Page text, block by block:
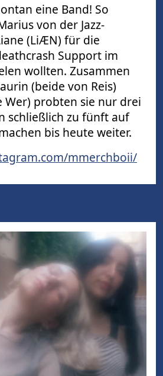
eine Band! So
von der Jazz-
(LiÆN) für die
Support im
wollten. Zusammen
(beide von Reis)
Wer) probten sie nur drei
schließlich zu fünft auf
bis heute weiter.
mmerchboii/